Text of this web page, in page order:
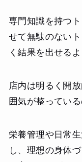
専門知識を持つ
せて無駄のない
く結果を出せる
店内は明るく開
囲気が整っている
栄養管理や日常
し、理想の身体